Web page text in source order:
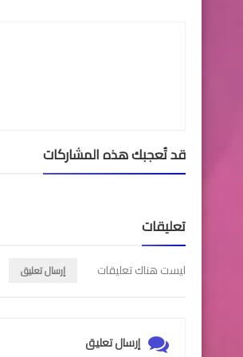
قد تُعجبك هذه المشاركات
تعليقات
ليست هناك تعليقات إرسال تعليق
إرسال تعليق